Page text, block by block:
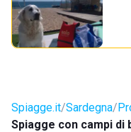
Spiagge.it Sardegna
Spiagge con campi